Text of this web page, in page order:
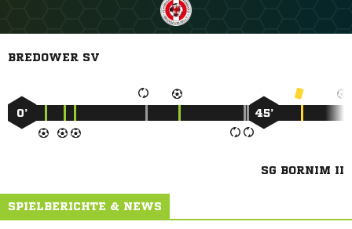
BREDOWER SV
0’ 45’
SG BORNIM II
SPIELBERICHTE & NEWS